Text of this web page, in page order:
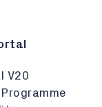
V20